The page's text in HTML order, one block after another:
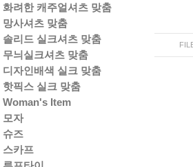
화려한 캐주얼셔츠 맞춤
망사셔츠 맞춤
솔리드 실크셔츠 맞춤
무늬실크셔츠 맞춤
디자인배색 실크 맞춤
핫픽스 실크 맞춤
Woman's Item
모자
슈즈
스카프